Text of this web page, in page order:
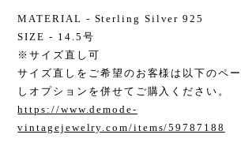
MATERIAL - Sterling Silver 925
SIZE - 14.5号
※サイズ直し可
サイズ直しをご希望のお客様は以下のペ
しオプションを併せてご購入ください。
https://www.demode-
vintagejewelry.com/items/59787188